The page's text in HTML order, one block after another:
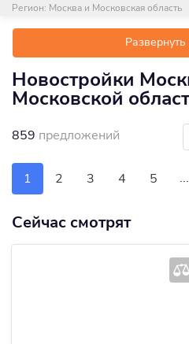
Регион: Москва и Московская область
Новостройки
Московской
859 предложений
1 2 3 4 5 ...
Сейчас смотрят